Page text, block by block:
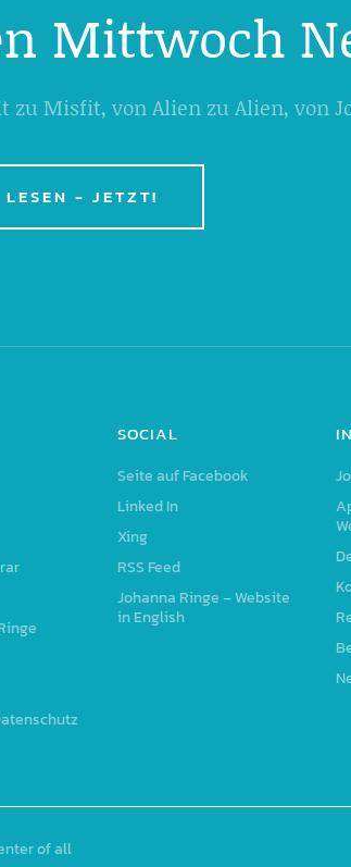
Mittwoch
zu Misfit, von Alien zu Alien, von
LESEN - JETZT!
SOCIAL
Seite auf Facebook
Linked In
Xing
RSS Feed
Johanna Ringe – Website
in English
of all